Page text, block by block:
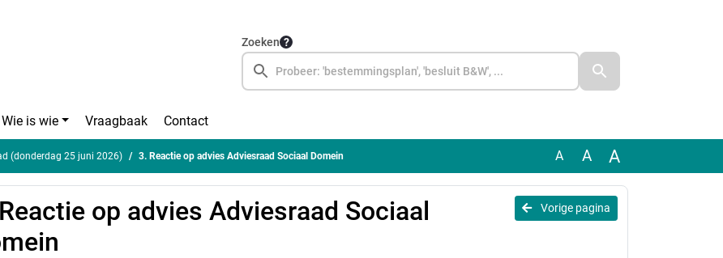
Zoeken
Wie is wie Vraagbaak Contact
(donderdag 25 juni 2026) 3. Reactie op advies Adviesraad Sociaal Domein A A A
Vorige pagina
op advies Adviesraad Sociaal